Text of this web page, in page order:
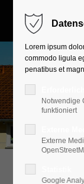
Login
Benutzername
Lorem ipsum
commodo ligula
penatibus et
Notwendige
funktioniert
Externe
Google